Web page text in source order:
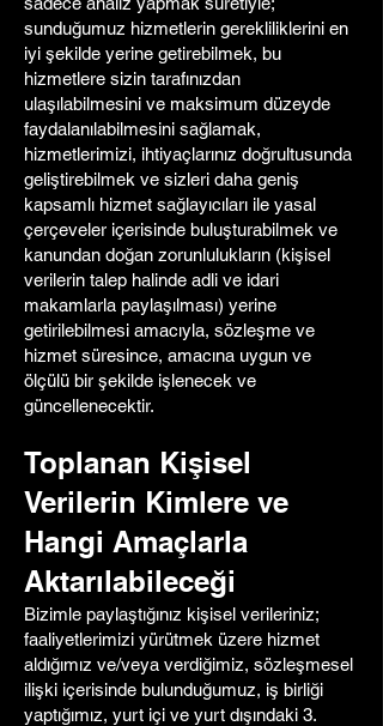
sunduğumuz hizmetlerin gerekliliklerini en
iyi şekilde yerine getirebilmek, bu
hizmetlere sizin tarafınızdan
ulaşılabilmesini ve maksimum düzeyde
faydalanılabilmesini sağlamak,
hizmetlerimizi, ihtiyaçlarınız doğrultusunda
geliştirebilmek ve sizleri daha geniş
kapsamlı hizmet sağlayıcıları ile yasal
çerçeveler içerisinde buluşturabilmek ve
kanundan doğan zorunlulukların (kişisel
verilerin talep halinde adli ve idari
makamlarla paylaşılması) yerine
getirilebilmesi amacıyla, sözleşme ve
hizmet süresince, amacına uygun ve
ölçülü bir şekilde işlenecek ve
güncellenecektir.
Toplanan Kişisel
Verilerin Kimlere ve
Hangi Amaçlarla
Aktarılabileceği
Bizimle paylaştığınız kişisel verileriniz;
faaliyetlerimizi yürütmek üzere hizmet
aldığımız ve/veya verdiğimiz, sözleşmesel
ilişki içerisinde bulunduğumuz, iş birliği
yaptığımız, yurt içi ve yurt dışındaki 3.